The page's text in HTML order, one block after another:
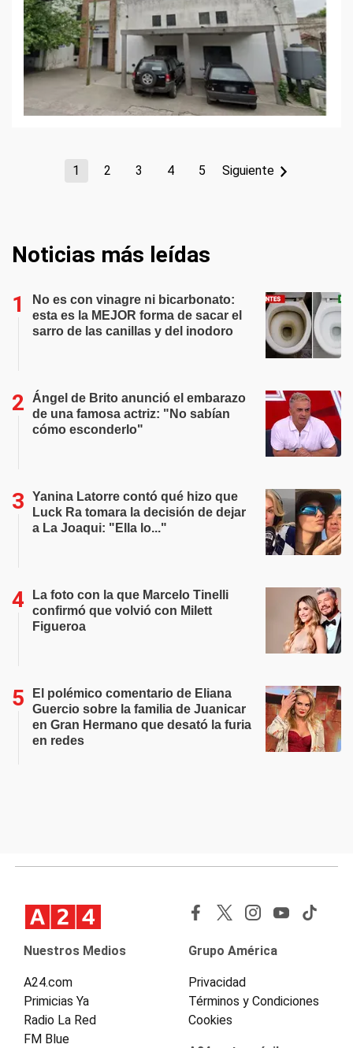
1 2 3 4 5 Siguiente
Noticias más leídas
No es con vinagre ni bicarbonato:
esta es la MEJOR forma de sacar el
sarro de las canillas y del inodoro
Ángel de Brito anunció el embarazo
de una famosa actriz: "No sabían
cómo esconderlo"
Yanina Latorre contó qué hizo que
Luck Ra tomara la decisión de dejar
a La Joaqui: "Ella lo..."
La foto con la que Marcelo Tinelli
confirmó que volvió con Milett
Figueroa
El polémico comentario de Eliana
Guercio sobre la familia de Juanicar
en Gran Hermano que desató la furia
en redes
Nuestros Medios
A24.com
Primicias Ya
Radio La Red
FM Blue
Grupo América
Privacidad
Términos y Condiciones
Cookies